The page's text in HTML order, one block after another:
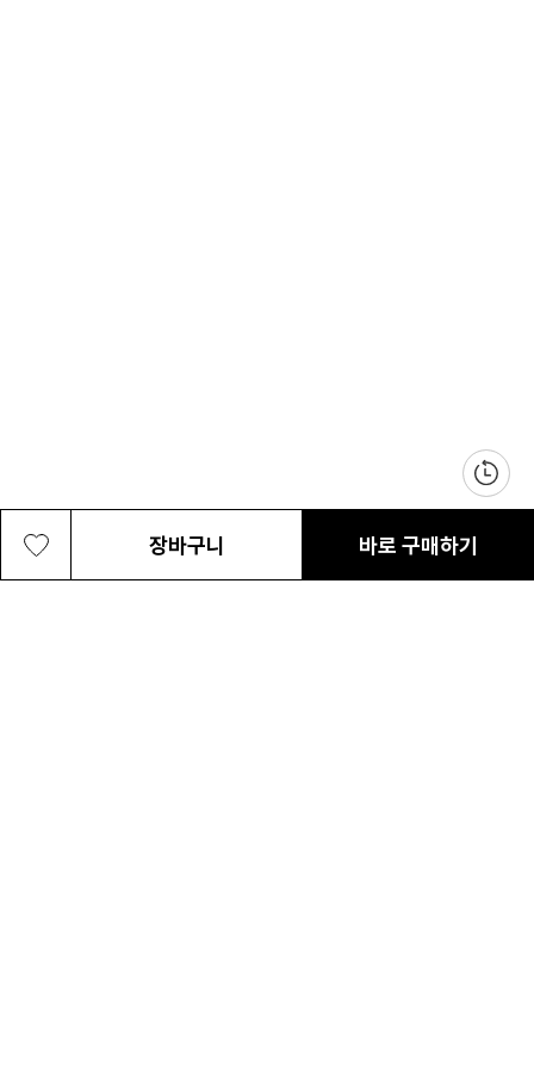
장바구니 바로 구매하기